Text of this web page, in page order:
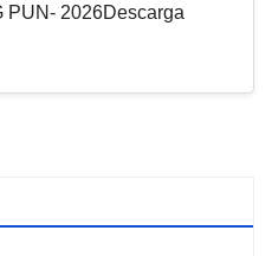
PUN- 2026Descarga